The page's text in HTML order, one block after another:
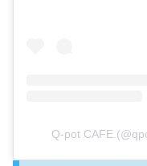
Q-pot